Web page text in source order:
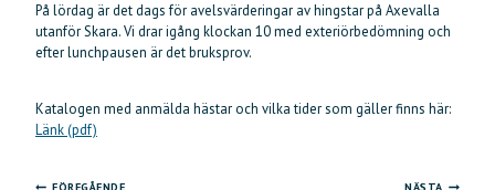
På lördag är det dags för avelsvärderingar av hingstar på Axevalla
utanför Skara. Vi drar igång klockan 10 med exteriörbedömning och
efter lunchpausen är det bruksprov.
Katalogen med anmälda hästar och vilka tider som gäller finns här:
Länk (pdf)